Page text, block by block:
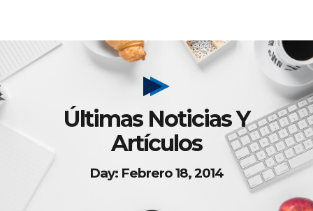
Últimas Noticias Y
Artículos
Day: Febrero 18, 2014